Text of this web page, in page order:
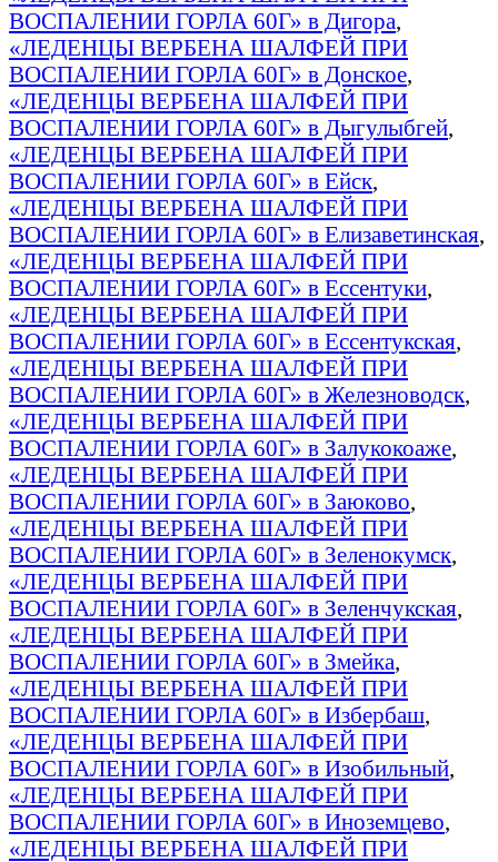
ВОСПАЛЕНИИ ГОРЛА 60Г» в Дигора,
«ЛЕДЕНЦЫ ВЕРБЕНА ШАЛФЕЙ ПРИ
ВОСПАЛЕНИИ ГОРЛА 60Г» в Донское,
«ЛЕДЕНЦЫ ВЕРБЕНА ШАЛФЕЙ ПРИ
ВОСПАЛЕНИИ ГОРЛА 60Г» в Дыгулыбгей,
«ЛЕДЕНЦЫ ВЕРБЕНА ШАЛФЕЙ ПРИ
ВОСПАЛЕНИИ ГОРЛА 60Г» в Ейск,
«ЛЕДЕНЦЫ ВЕРБЕНА ШАЛФЕЙ ПРИ
ВОСПАЛЕНИИ ГОРЛА 60Г» в Елизаветинская,
«ЛЕДЕНЦЫ ВЕРБЕНА ШАЛФЕЙ ПРИ
ВОСПАЛЕНИИ ГОРЛА 60Г» в Ессентуки,
«ЛЕДЕНЦЫ ВЕРБЕНА ШАЛФЕЙ ПРИ
ВОСПАЛЕНИИ ГОРЛА 60Г» в Ессентукская,
«ЛЕДЕНЦЫ ВЕРБЕНА ШАЛФЕЙ ПРИ
ВОСПАЛЕНИИ ГОРЛА 60Г» в Железноводск,
«ЛЕДЕНЦЫ ВЕРБЕНА ШАЛФЕЙ ПРИ
ВОСПАЛЕНИИ ГОРЛА 60Г» в Залукокоаже,
«ЛЕДЕНЦЫ ВЕРБЕНА ШАЛФЕЙ ПРИ
ВОСПАЛЕНИИ ГОРЛА 60Г» в Заюково,
«ЛЕДЕНЦЫ ВЕРБЕНА ШАЛФЕЙ ПРИ
ВОСПАЛЕНИИ ГОРЛА 60Г» в Зеленокумск,
«ЛЕДЕНЦЫ ВЕРБЕНА ШАЛФЕЙ ПРИ
ВОСПАЛЕНИИ ГОРЛА 60Г» в Зеленчукская,
«ЛЕДЕНЦЫ ВЕРБЕНА ШАЛФЕЙ ПРИ
ВОСПАЛЕНИИ ГОРЛА 60Г» в Змейка,
«ЛЕДЕНЦЫ ВЕРБЕНА ШАЛФЕЙ ПРИ
ВОСПАЛЕНИИ ГОРЛА 60Г» в Избербаш,
«ЛЕДЕНЦЫ ВЕРБЕНА ШАЛФЕЙ ПРИ
ВОСПАЛЕНИИ ГОРЛА 60Г» в Изобильный,
«ЛЕДЕНЦЫ ВЕРБЕНА ШАЛФЕЙ ПРИ
ВОСПАЛЕНИИ ГОРЛА 60Г» в Иноземцево,
«ЛЕДЕНЦЫ ВЕРБЕНА ШАЛФЕЙ ПРИ